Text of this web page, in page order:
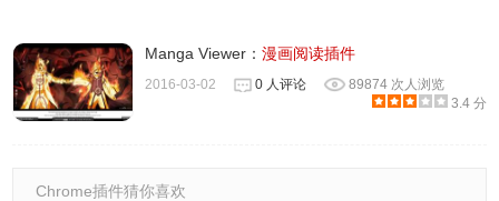
Manga Viewer：漫画阅读插件
2016-03-02 0 人评论
89874 次人浏览
3.4 分
Chrome插件猜你喜欢